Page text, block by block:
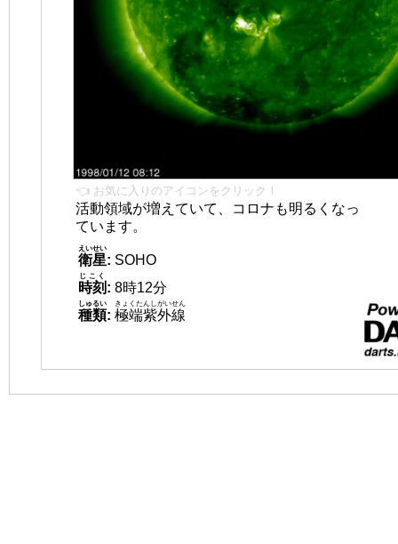
👈 お気に入りのアイコンをクリック！
活動領域が増えていて、コロナも明るくなっ
ています。
衛星
えいせい
: SOHO
時刻
じこく
: 8時12分
種類
しゅるい
: 極端紫外線
きょくたんしがいせん